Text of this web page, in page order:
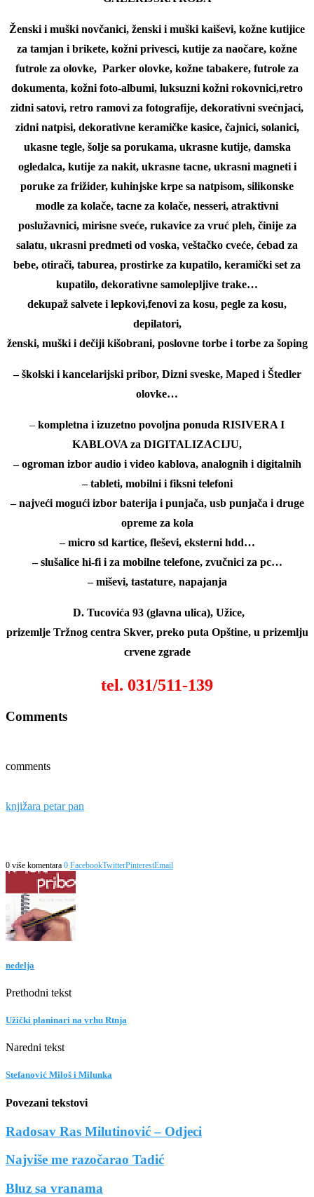
Ženski i muški novčanici, ženski i muški kaiševi, kožne kutijice
za tamjan i brikete, kožni privesci, kutije za naočare, kožne
futrole za olovke, Parker olovke, kožne tabakere, futrole za
dokumenta, kožni foto-albumi, luksuzni kožni rokovnici,retro
zidni satovi, retro ramovi za fotografije, dekorativni svećnjaci,
zidni natpisi, dekorativne keramičke kasice, čajnici, solanici,
ukasne tegle, šolje sa porukama, ukrasne kutije, damska
ogledalca, kutije za nakit, ukrasne tacne, ukrasni magneti i
poruke za frižider, kuhinjske krpe sa natpisom, silikonske
modle za kolače, tacne za kolače, nesseri, atraktivni
poslužavnici, mirisne sveće, rukavice za vruć pleh, činije za
salatu, ukrasni predmeti od voska, veštačko cveće, ćebad za
bebe, otirači, taburea, prostirke za kupatilo, keramički set za
kupatilo, dekorativne samolepljive trake…
dekupaž salvete i lepkovi,fenovi za kosu, pegle za kosu,
depilatori,
ženski, muški i dečiji kišobrani, poslovne torbe i torbe za šoping
– školski i kancelarijski pribor, Dizni sveske, Maped i Štedler
olovke…
– kompletna i izuzetno povoljna ponuda RISIVERA I
KABLOVA za DIGITALIZACIJU,
– ogroman izbor audio i video kablova, analognih i digitalnih
– tableti, mobilni i fiksni telefoni
– najveći mogući izbor baterija i punjača, usb punjača i druge
opreme za kola
– micro sd kartice, fleševi, eksterni hdd…
– slušalice hi-fi i za mobilne telefone, zvučnici za pc…
– miševi, tastature, napajanja
D. Tucovića 93 (glavna ulica), Užice,
prizemlje Tržnog centra Skver, preko puta Opštine, u prizemlju
crvene zgrade
tel. 031/511-139
Comments
comments
knjižara petar pan
0 više komentara 0 FacebookTwitterPinterestEmail
nedelja
Prethodni tekst
Užički planinari na vrhu Rtnja
Naredni tekst
Stefanović Miloš i Milunka
Povezani tekstovi
Radosav Ras Milutinović – Odjeci
Najviše me razočarao Tadić
Bluz sa vranama